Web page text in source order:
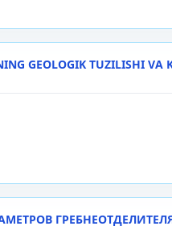
GEOLOGIK TUZILISHI VA